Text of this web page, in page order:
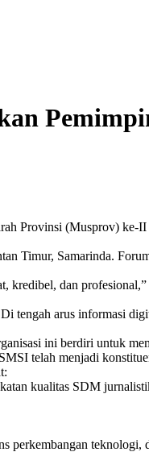
Provinsi (Musprov) ke-
Timur, Samarinda.
kredibel, dan
tengah arus informasi
ini berdiri untuk
telah menjadi
kualitas SDM